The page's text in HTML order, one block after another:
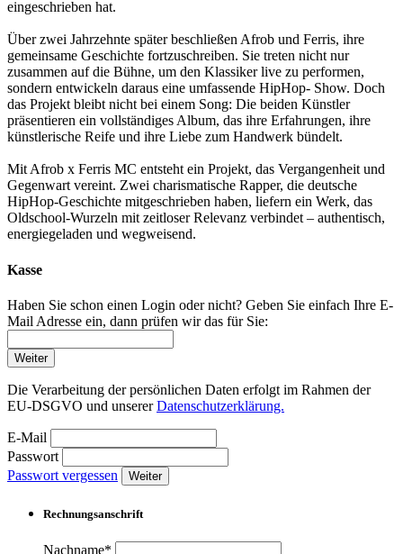
eingeschrieben hat.
Über zwei Jahrzehnte später beschließen Afrob und Ferris, ihre
gemeinsame Geschichte fortzuschreiben. Sie treten nicht nur
zusammen auf die Bühne, um den Klassiker live zu performen,
sondern entwickeln daraus eine umfassende HipHop- Show. Doch
das Projekt bleibt nicht bei einem Song: Die beiden Künstler
präsentieren ein vollständiges Album, das ihre Erfahrungen, ihre
künstlerische Reife und ihre Liebe zum Handwerk bündelt.
Mit Afrob x Ferris MC entsteht ein Projekt, das Vergangenheit und
Gegenwart vereint. Zwei charismatische Rapper, die deutsche
HipHop-Geschichte mitgeschrieben haben, liefern ein Werk, das
Oldschool-Wurzeln mit zeitloser Relevanz verbindet – authentisch,
energiegeladen und wegweisend.
Kasse
Haben Sie schon einen Login oder nicht? Geben Sie einfach Ihre E-
Mail Adresse ein, dann prüfen wir das für Sie:
Weiter
Die Verarbeitung der persönlichen Daten erfolgt im Rahmen der
EU-DSGVO und unsererDatenschutzerklärung.
E-Mail
Passwort
Passwort vergessen
Weiter
Rechnungsanschrift
Nachname*